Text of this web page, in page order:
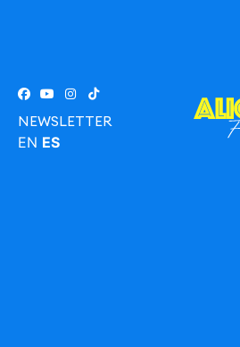
NEWSLETTER
EN ES